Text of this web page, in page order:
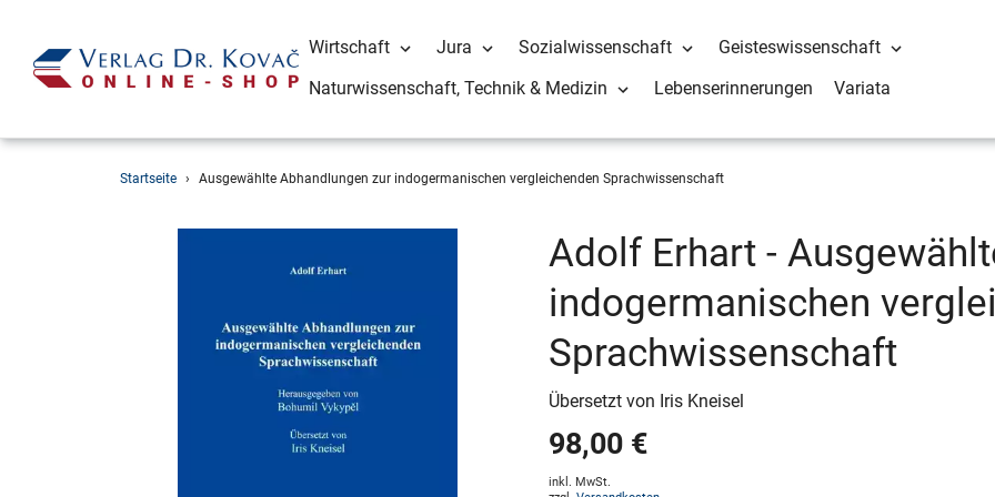
Wirtschaft Jura Sozialwissenschaft
Geisteswissenschaft
Naturwissenschaft, Technik & Medizin
Lebenserinnerungen Variata
Startseite › Ausgewählte Abhandlungen zur indogermanischen vergleichenden Sprachwissenschaft
Adolf Erhart -
indogermanischen
Sprachwissenschaft
Übersetzt von Iris Kneisel
98,00 €
inkl. MwSt.